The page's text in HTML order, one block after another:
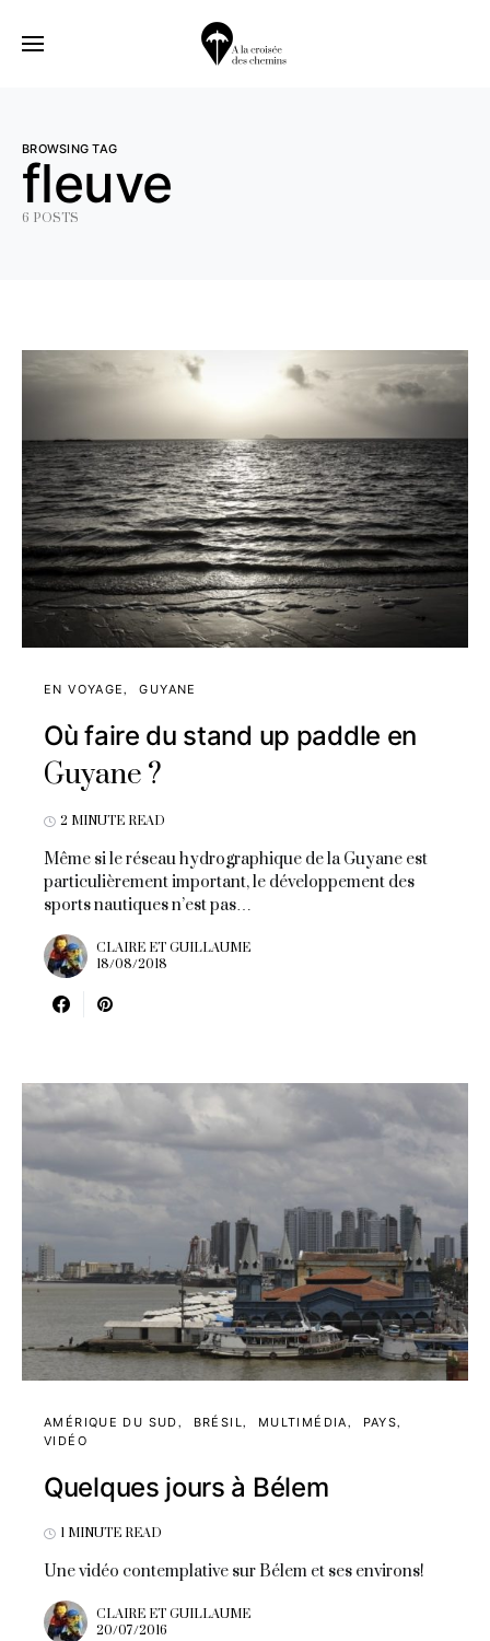
BROWSING TAG
fleuve
6 POSTS
EN VOYAGE GUYANE
Où faire du stand up paddle en
Guyane ?
2 MINUTE READ
Même si le réseau hydrographique de la Guyane est
particulièrement important, le développement des
sports nautiques n’est pas…
CLAIRE ET GUILLAUME
18/08/2018
AMÉRIQUE DU SUD BRÉSIL MULTIMÉDIA
PAYS
VIDÉO
Quelques jours à Bélem
1 MINUTE READ
Une vidéo contemplative sur Bélem et ses environs!
CLAIRE ET GUILLAUME
20/07/2016